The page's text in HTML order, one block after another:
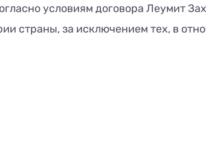
условиям договора Леумит
страны, за исключением тех, в